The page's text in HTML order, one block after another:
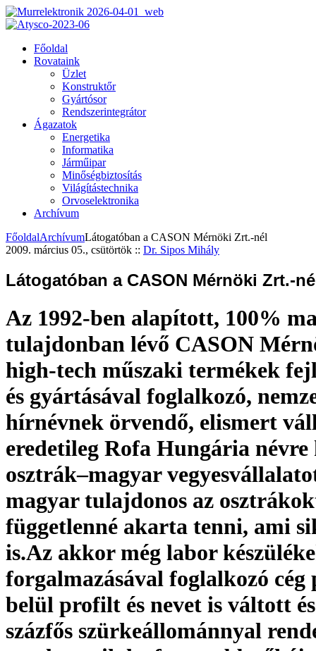
Főoldal
Rovataink
Üzlet
Konstruktőr
Gyártósor
Rendszerintegrátor
Ágazatok
Energetika
Informatika
Járműipar
Minőségbiztosítás
Világítástechnika
Orvoselektronika
Archívum
FőoldalArchívumLátogatóban a CASON Mérnöki Zrt.-nél
2009. március 05., csütörtök :: Dr. Sipos Mihály
Látogatóban a CASON Mérnöki Zrt.-
Az 1992-ben alapított, 100%
tulajdonban lévő CASON
high-tech műszaki termékek
és gyártásával foglalkozó,
hírnévnek örvendő, elismert
eredetileg Rofa Hungária névre
osztrák–magyar
magyar tulajdonos az
függetlenné akarta tenni, ami
is.Az akkor még labor
forgalmazásával foglalkozó cég
belül profilt és nevet is váltott
százfős szürkeállománnyal